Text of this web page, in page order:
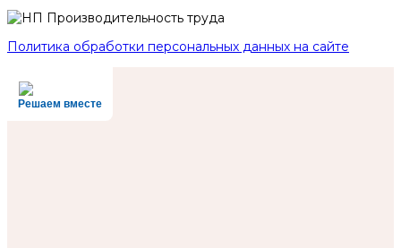
Политика обработки персональных данных на сайте
Решаем вместе